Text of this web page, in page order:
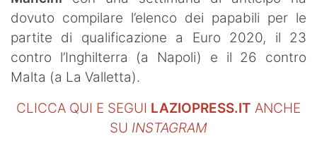
SHOP LAZIO
Contatti
dovuto compilare l’elenco dei papabili per le
partite di qualificazione a Euro 2020, il 23
contro l’Inghilterra (a Napoli) e il 26 contro
Malta (a La Valletta).
CLICCA QUI E SEGUI LAZIOPRESS.IT ANCHE
SU INSTAGRAM